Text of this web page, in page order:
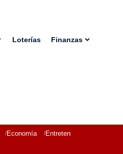
Loterías Finanzas
Economía Entretenimiento